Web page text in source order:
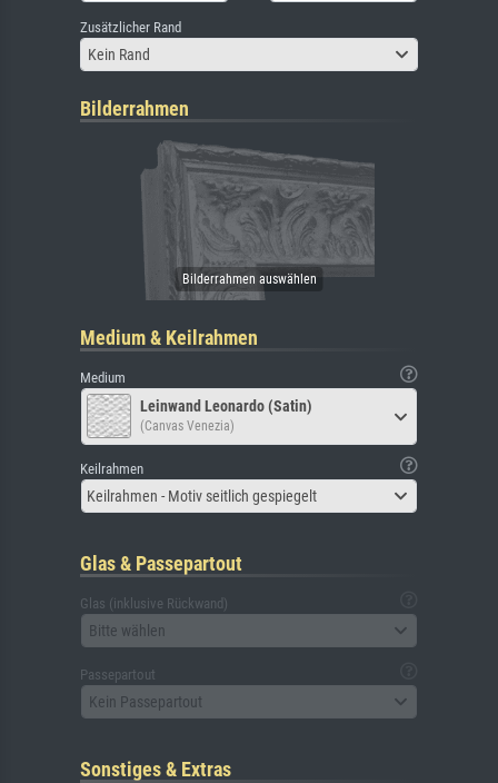
Zusätzlicher Rand
Kein Rand
Bilderrahmen
Medium & Keilrahmen
Medium
Leinwand Leonardo (Satin)
(Canvas Venezia)
Keilrahmen
Keilrahmen - Motiv seitlich gespiegelt
Glas & Passepartout
Glas (inklusive Rückwand)
Bitte wählen
Passepartout
Kein Passepartout
Sonstiges & Extras